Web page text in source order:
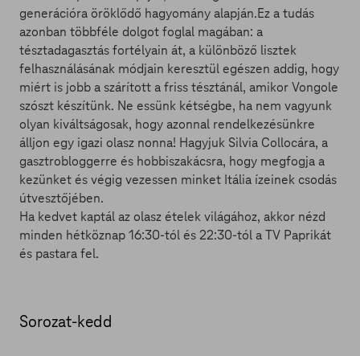
generációra öröklődő hagyomány alapján.Ez a tudás
azonban többféle dolgot foglal magában: a
tésztadagasztás fortélyain át, a különböző lisztek
felhasználásának módjain keresztül egészen addig, hogy
miért is jobb a szárított a friss tésztánál, amikor Vongole
szószt készítünk. Ne essünk kétségbe, ha nem vagyunk
olyan kiváltságosak, hogy azonnal rendelkezésünkre
álljon egy igazi olasz nonna! Hagyjuk Silvia Collocára, a
gasztrobloggerre és hobbiszakácsra, hogy megfogja a
kezünket és végig vezessen minket Itália ízeinek csodás
útvesztőjében.
Ha kedvet kaptál az olasz ételek világához, akkor nézd
minden hétköznap 16:30-tól és 22:30-tól a TV Paprikát
és pastara fel.
Sorozat-kedd